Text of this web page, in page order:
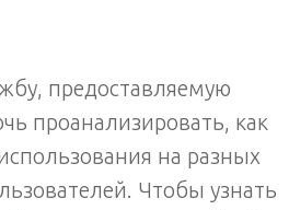
предоставляемую
проанализировать, как
на разных
Чтобы узнать